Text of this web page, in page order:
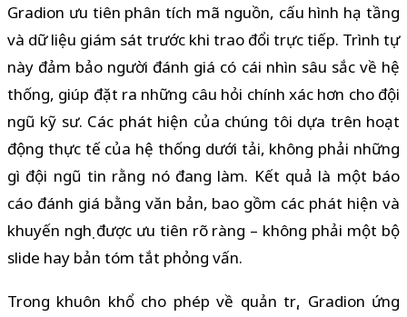
Gradion ưu tiên phân tích mã nguồn, cấu hình hạ tầng
và dữ liệu giám sát trước khi trao đổi trực tiếp. Trình tự
này đảm bảo người đánh giá có cái nhìn sâu sắc về hệ
thống, giúp đặt ra những câu hỏi chính xác hơn cho đội
ngũ kỹ sư. Các phát hiện của chúng tôi dựa trên hoạt
động thực tế của hệ thống dưới tải, không phải những
gì đội ngũ tin rằng nó đang làm. Kết quả là một báo
cáo đánh giá bằng văn bản, bao gồm các phát hiện và
khuyến nghị được ưu tiên rõ ràng – không phải một bộ
slide hay bản tóm tắt phỏng vấn.
Trong khuôn khổ cho phép về quản trị, Gradion ứng